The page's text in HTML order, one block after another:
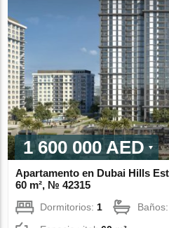
1 600 000 AED
Apartamento en Dubai Hills
60 m², № 42315
Dormitorios: 1 Baños: